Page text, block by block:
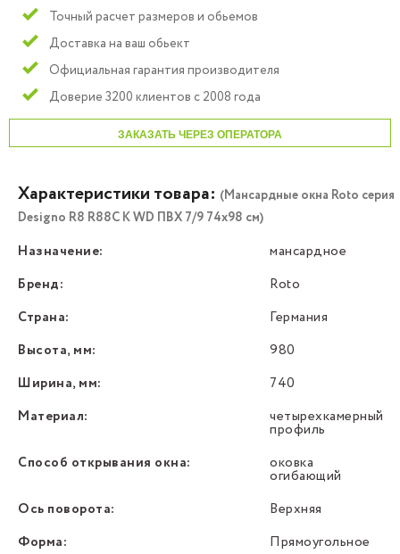
Точный расчет размеров и обьемов
Доставка на ваш обьект
Официальная гарантия производителя
Доверие 3200 клиентов с 2008 года
ЗАКАЗАТЬ ЧЕРЕЗ ОПЕРАТОРА
Характеристики товара: (Мансардные окна Roto серия
Designo R8 R88C K WD ПВХ 7/9 74х98 см)
Назначение:
мансардное
Бренд:
Roto
Страна:
Германия
Высота, мм:
980
Ширина, мм:
740
Материал:
четырехкамерный
профиль
Способ открывания окна:
оковка
огибающий
Ось поворота:
Верхняя
Форма:
Прямоугольное